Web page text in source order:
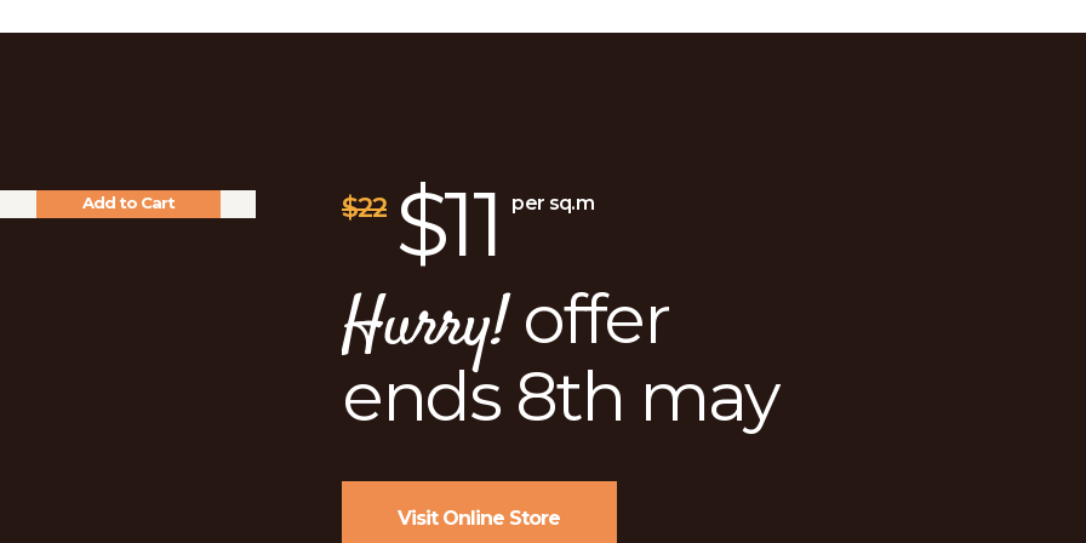
Sale!
Add to Cart $22 $11 per sq.m
Hurry!offer
ends 8th may
Visit Online Store